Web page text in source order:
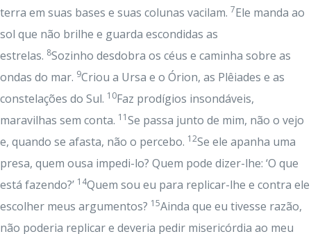
terra em suas bases e suas colunas vacilam. 7Ele manda ao
sol que não brilhe e guarda escondidas as
estrelas. 8Sozinho desdobra os céus e caminha sobre as
ondas do mar. 9Criou a Ursa e o Órion, as Plêiades e as
constelações do Sul. 10Faz prodígios insondáveis,
maravilhas sem conta. 11Se passa junto de mim, não o vejo
e, quando se afasta, não o percebo. 12Se ele apanha uma
presa, quem ousa impedi-lo? Quem pode dizer-lhe: ‘O que
está fazendo?’ 14Quem sou eu para replicar-lhe e contra ele
escolher meus argumentos? 15Ainda que eu tivesse razão,
não poderia replicar e deveria pedir misericórdia ao meu